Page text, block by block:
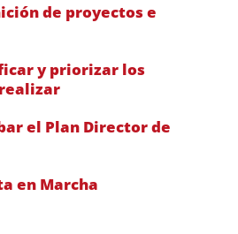
de proyectos e
y priorizar los
el Plan Director de
en Marcha